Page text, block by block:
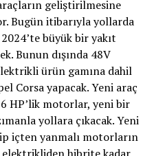
geliştirilmesine
Bugün itibarıyla yollarda
büyük bir yakıt
Bunun dışında 48V
ürün gamına dahil
Corsa yapacak. Yeni araç
HP’lik motorlar, yeni bir
yollara çıkacak. Yeni
içten yanmalı motorların